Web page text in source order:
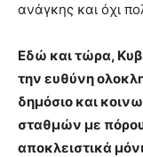
ανάγκης και όχι
Εδώ και τώρα,
την ευθύνη
δημόσιο και
σταθμών με
αποκλειστικά